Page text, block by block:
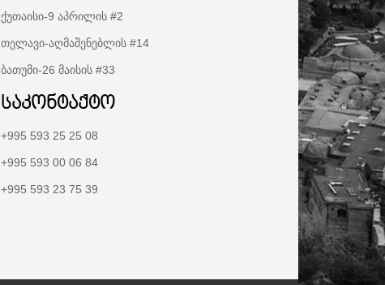
ქუთაისი-9 აპრილის #2
თელავი-აღმაშენებლის #14
ბათუმი-26 მაისის #33
საკონტაქტო
+995 593 25 25 08
+995 593 00 06 84
+995 593 23 75 39